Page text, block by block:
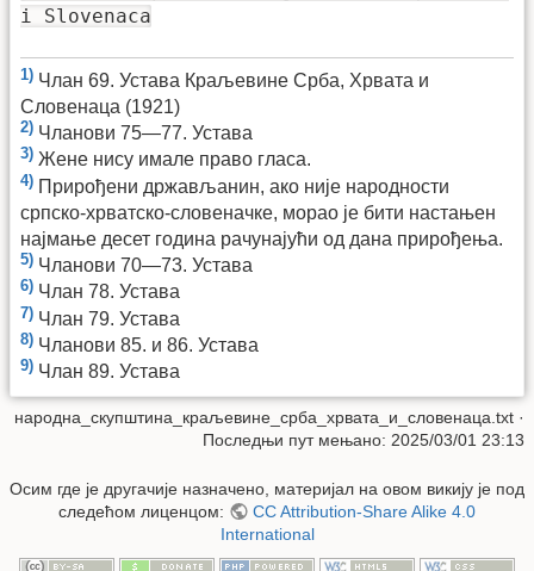
i Slovenaca
1) Члан 69. Устава Краљевине Срба, Хрвата и
Словенаца (1921)
2) Чланови 75—77. Устава
3) Жене нису имале право гласа.
4) Прирођени држављанин, ако није народности
српско-хрватско-словеначке, морао је бити настањен
најмање десет година рачунајући од дана прирођења.
5) Чланови 70—73. Устава
6) Члан 78. Устава
7) Члан 79. Устава
8) Чланови 85. и 86. Устава
9) Члан 89. Устава
народна_скупштина_краљевине_срба_хрвата_и_словенаца.txt ·
Последњи пут мењано: 2025/03/01 23:13
Осим где је другачије назначено, материјал на овом викију је под
следећом лиценцом:
CC Attribution-Share Alike 4.0
International